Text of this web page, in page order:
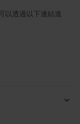
以透過以下連結進